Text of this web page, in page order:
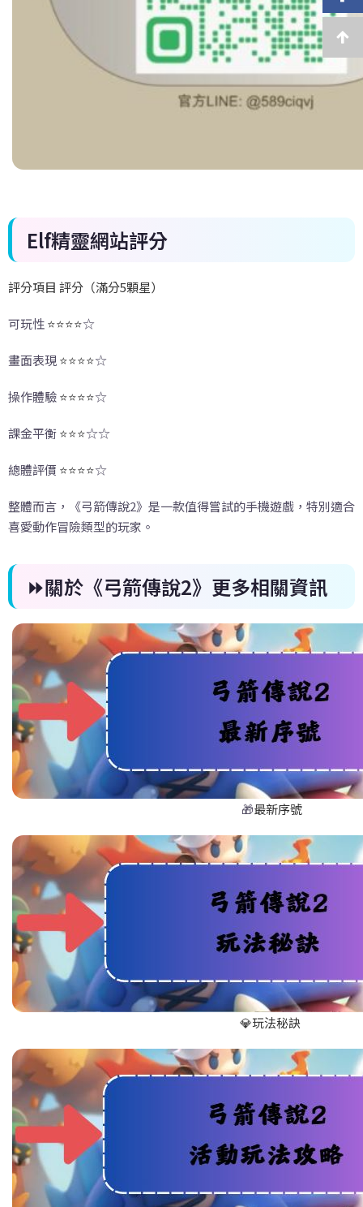
Elf精靈網站評分
評分項目 評分（滿分5顆星）
可玩性⭐⭐⭐⭐☆
畫面表現⭐⭐⭐⭐☆
操作體驗⭐⭐⭐⭐☆
課金平衡⭐⭐⭐☆☆
總體評價 ⭐⭐⭐⭐☆
整體而言，《弓箭傳說2》是一款值得嘗試的手機遊戲，特別適合
喜愛動作冒險類型的玩家。
⏩關於《弓箭傳說2》更多相關資訊
🎁最新序號
💎玩法秘訣